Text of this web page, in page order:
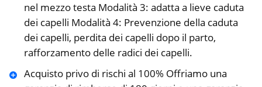
nel mezzo testa Modalità 3: adatta a lieve caduta
dei capelli Modalità 4: Prevenzione della caduta
dei capelli, perdita dei capelli dopo il parto,
rafforzamento delle radici dei capelli.
Acquisto privo di rischi al 100% Offriamo una